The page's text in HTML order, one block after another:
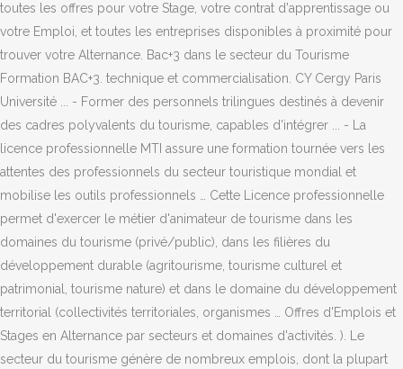
toutes les offres pour votre Stage, votre contrat d'apprentissage ou
votre Emploi, et toutes les entreprises disponibles à proximité pour
trouver votre Alternance. Bac+3 dans le secteur du Tourisme
Formation BAC+3. technique et commercialisation. CY Cergy Paris
Université ... - Former des personnels trilingues destinés à devenir
des cadres polyvalents du tourisme, capables d’intégrer ... - La
licence professionnelle MTI assure une formation tournée vers les
attentes des professionnels du secteur touristique mondial et
mobilise les outils professionnels … Cette Licence professionnelle
permet d'exercer le métier d'animateur de tourisme dans les
domaines du tourisme (privé/public), dans les filières du
développement durable (agritourisme, tourisme culturel et
patrimonial, tourisme nature) et dans le domaine du développement
territorial (collectivités territoriales, organismes … Offres d'Emplois et
Stages en Alternance par secteurs et domaines d'activités. ). Le
secteur du tourisme génère de nombreux emplois, dont la plupart